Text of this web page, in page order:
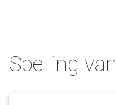
Spelling van